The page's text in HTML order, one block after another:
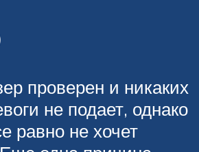
проверен и никаких
не подает, однако
равно не хочет